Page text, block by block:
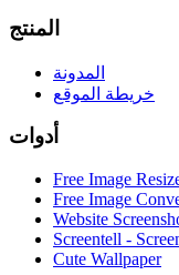
المنتج
المدونة
خريطة الموقع
أدوات
Free Image
Free Image
Website
Screentell -
Cute Wallpaper